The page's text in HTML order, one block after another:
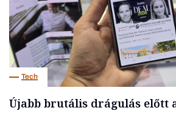
Tech
Újabb brutális drágulás előtt